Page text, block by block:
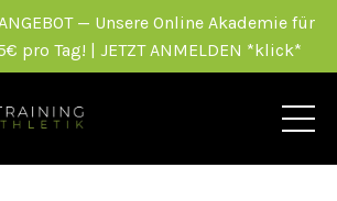
— Unsere Online Akademie für
pro Tag! | JETZT ANMELDEN *klick*